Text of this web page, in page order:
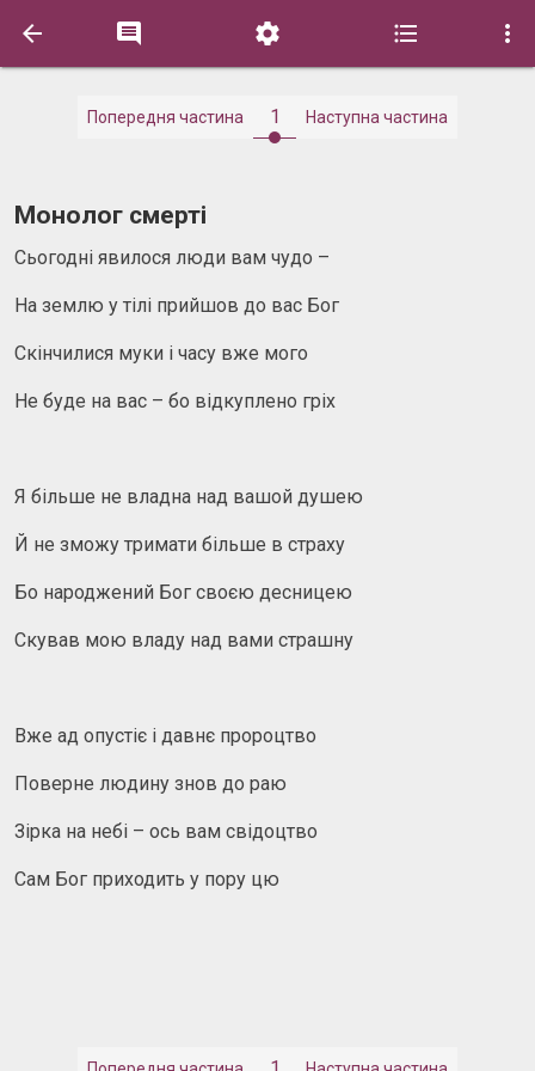
    
Попередня частина 1 Наступна частина
Монолог смерті
Сьогодні явилося люди вам чудо –
На землю у тілі прийшов до вас Бог
Скінчилися муки і часу вже мого
Не буде на вас – бо відкуплено гріх
Я більше не владна над вашой душею
Й не зможу тримати більше в страху
Бо народжений Бог своєю десницею
Скував мою владу над вами страшну
Вже ад опустіє і давнє пророцтво
Поверне людину знов до раю
Зірка на небі – ось вам свідоцтво
Сам Бог приходить у пору цю